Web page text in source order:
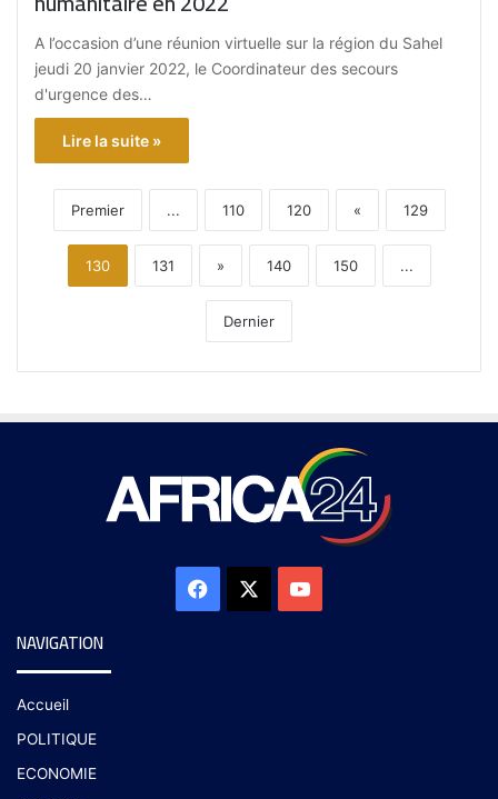
A l’occasion d’une réunion virtuelle sur la région du Sahel
jeudi 20 janvier 2022, le Coordinateur des secours
d'urgence des…
Lire la suite »
Premier ... 110 120 « 129
130 131 » 140 150 ...
Dernier
NAVIGATION
Accueil
POLITIQUE
ECONOMIE